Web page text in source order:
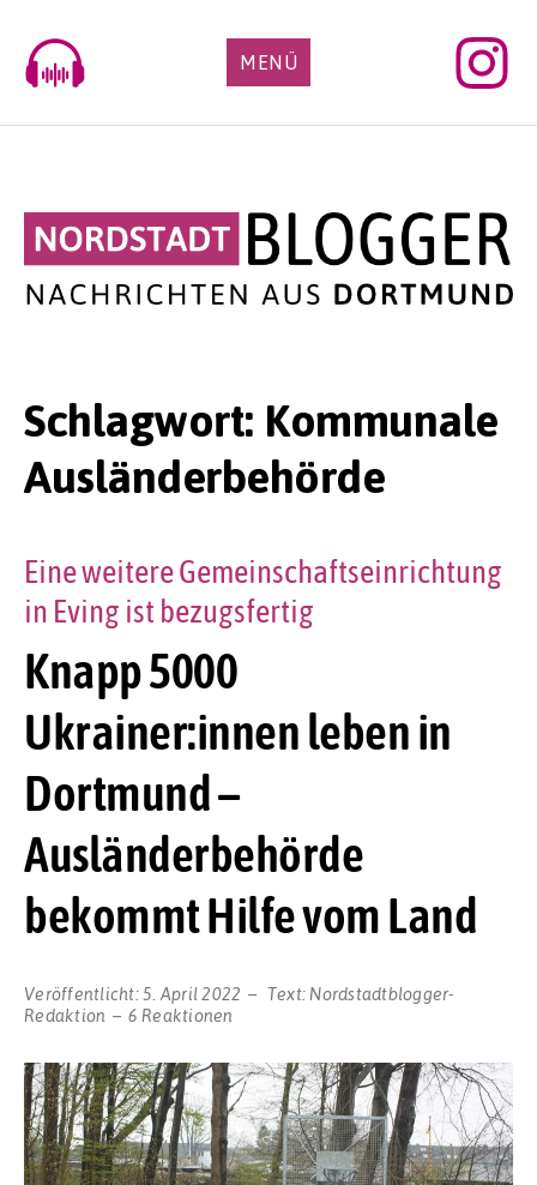
content
MENÜ
Schlagwort: Kommunale
Ausländerbehörde
Knapp 5000
Ukrainer:innen leben in
Dortmund –
Ausländerbehörde
bekommt Hilfe vom Land
Eine weitere Gemeinschaftseinrichtung
in Eving ist bezugsfertig
Veröffentlicht:5. April 2022 Text: Nordstadtblogger-
Redaktion
6 Reaktionen